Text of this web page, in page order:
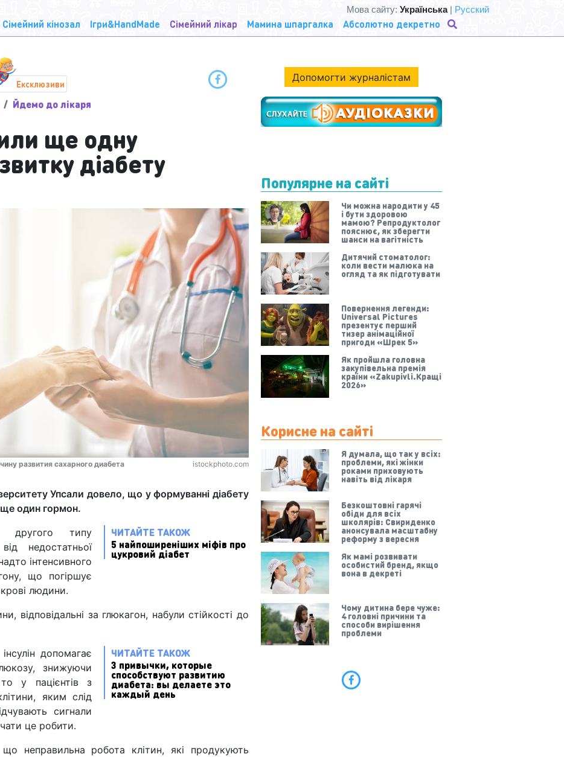
Сімейний кінозал Ігри&HandMade Сімейний лікар Мамина шпаргалка Абсолютно декретно
Мова сайту: Українська| Русский
Ексклюзиви
Йдемо до лікаря
ще одну
діабету
развития сахарного диабета istockphoto.com
Упсали довело, що у формуванні діабету
ще один гормон.
ЧИТАЙТЕ ТАКОЖ
5 найпоширеніших міфів про
цукровий діабет
другого типу
недостатньої
інтенсивного
що погіршує
людини.
відповідальні за глюкагон, набули стійкості до
ЧИТАЙТЕ ТАКОЖ
3 привычки, которые
способствуют развитию
диабета: вы делаете это
каждый день
допомагає
знижуючи
у пацієнтів з
яким слід
сигнали
це робити.
неправильна робота клітин, які продукують
Допомогти журналістам
Популярне на сайті
Чи можна народити у 45
і бути здоровою
мамою? Репродуктолог
пояснює, як зберегти
шанси на вагітність
Дитячий стоматолог:
коли вести малюка на
огляд та як підготувати
Повернення легенди:
Universal Pictures
презентує перший
тизер анімаційної
пригоди «Шрек 5»
Як пройшла головна
закупівельна премія
країни «Zakupivli.Кращі
2026»
Корисне на сайті
Я думала, що так у всіх:
проблеми, які жінки
роками приховують
навіть від лікаря
Безкоштовні гарячі
обіди для всіх
школярів: Свириденко
анонсувала масштабну
реформу з вересня
Як мамі розвивати
особистий бренд, якщо
вона в декреті
Чому дитина бере чуже:
4 головні причини та
способи вирішення
проблеми